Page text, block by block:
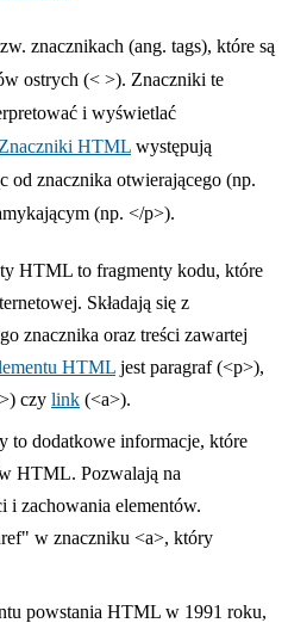
znacznikach (ang. tags), które są
ostrych (< >). Znaczniki te
i wyświetlać
Znaczniki HTML występują
od znacznika otwierającego (np.
(np. </p>).
HTML to fragmenty kodu, które
Składają się z
znacznika oraz treści zawartej
HTML jest paragraf (<p>),
czy link (<a>).
to dodatkowe informacje, które
HTML. Pozwalają na
i zachowania elementów.
w znaczniku <a>, który
powstania HTML w 1991 roku,